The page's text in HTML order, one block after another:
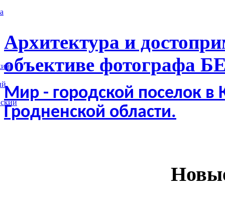
Архитектура и
объективе фотографа
Мир - городской поселок в
Гродненской области.